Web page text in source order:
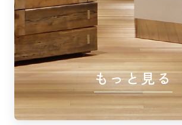
もっと見る